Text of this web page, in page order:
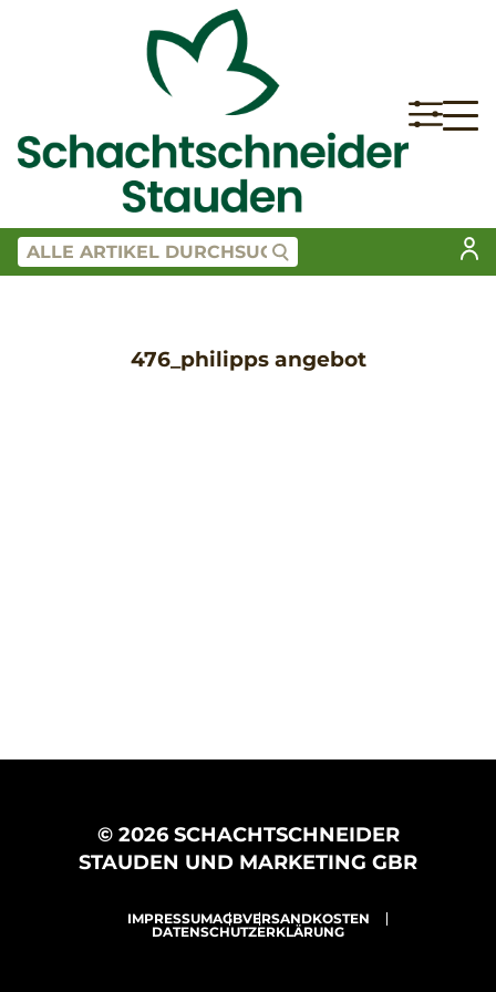
476_philipps angebot
© 2026 SCHACHTSCHNEIDER
STAUDEN UND MARKETING GBR
IMPRESSUMAGBVERSANDKOSTEN
DATENSCHUTZERKLÄRUNG